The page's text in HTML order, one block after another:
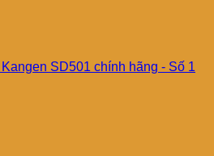
Kangen SD501 chính hãng - Số 1